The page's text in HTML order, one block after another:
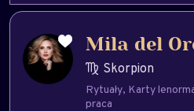
Mila del
Skorpion
Rytuały Karty
praca